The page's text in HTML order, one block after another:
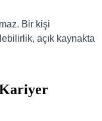
Bir kişi
açık kaynakta
Kariyer